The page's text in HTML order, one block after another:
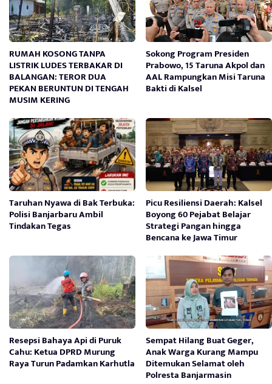
RUMAH KOSONG TANPA
LISTRIK LUDES TERBAKAR DI
BALANGAN: TEROR DUA
PEKAN BERUNTUN DI TENGAH
MUSIM KERING
Sokong Program Presiden
Prabowo, 15 Taruna Akpol dan
AAL Rampungkan Misi Taruna
Bakti di Kalsel
Taruhan Nyawa di Bak Terbuka:
Polisi Banjarbaru Ambil
Tindakan Tegas
Picu Resiliensi Daerah: Kalsel
Boyong 60 Pejabat Belajar
Strategi Pangan hingga
Bencana ke Jawa Timur
Resepsi Bahaya Api di Puruk
Cahu: Ketua DPRD Murung
Raya Turun Padamkan Karhutla
Sempat Hilang Buat Geger,
Anak Warga Kurang Mampu
Ditemukan Selamat oleh
Polresta Banjarmasin